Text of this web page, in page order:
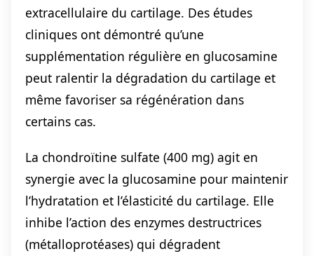
extracellulaire du cartilage. Des études
cliniques ont démontré qu’une
supplémentation régulière en glucosamine
peut ralentir la dégradation du cartilage et
même favoriser sa régénération dans
certains cas.
La chondroïtine sulfate (400 mg) agit en
synergie avec la glucosamine pour maintenir
l’hydratation et l’élasticité du cartilage. Elle
inhibe l’action des enzymes destructrices
(métalloprotéases) qui dégradent